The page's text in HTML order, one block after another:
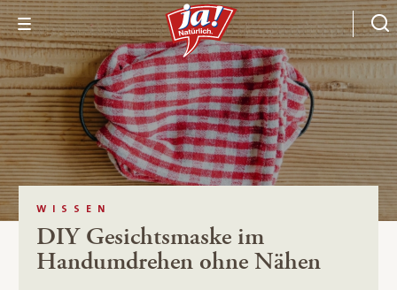
WISSEN
DIY Gesichtsmaske im
Handumdrehen ohne Nähen